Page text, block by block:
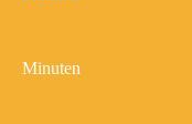
Minuten